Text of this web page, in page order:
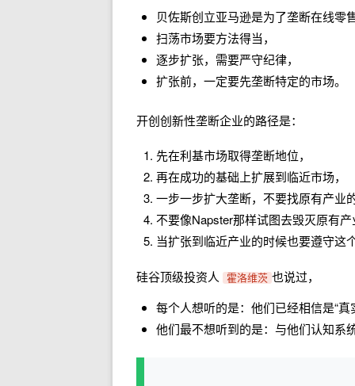
贝佐斯创立亚马逊是为了垄断在线零
扫荡市场要方法得当，
逐步扩张，需要严守纪律，
扩张前，一定要先垄断特定的市场。
开创创新性垄断企业的路径是：
先在利基市场取得垄断地位，
再在成功的基础上扩展到临近市场，
一步一步扩大垄断，不要找原有产业
不要像Napster那样试图去毁灭原有
当扩张到临近产业的时候也要遵守这
硅谷顶级投资人 霍洛维茨 也说过，
每个人想听的是：他们已经相信是“真
他们最不想听到的是：与他们认知系